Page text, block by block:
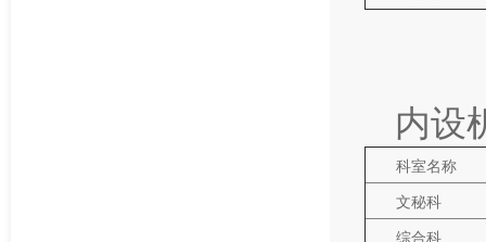
内设
科室名称
文秘科
综合科